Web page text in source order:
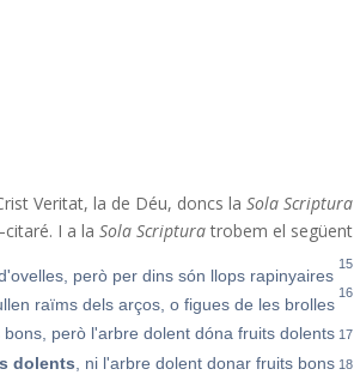
Veritat, la de Déu, doncs laSola Scriptura
citaré. I a laSola Scripturatrobem el següent—
15
però per dins són llops rapinyaires.
16
raïms dels arços, o figues de les brolles?
però l'arbre dolent dóna fruits dolents.
dolents , ni l'arbre dolent donar fruits bons.